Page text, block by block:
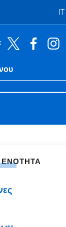
IT
live
ΕΝΟΤΗΤΑ